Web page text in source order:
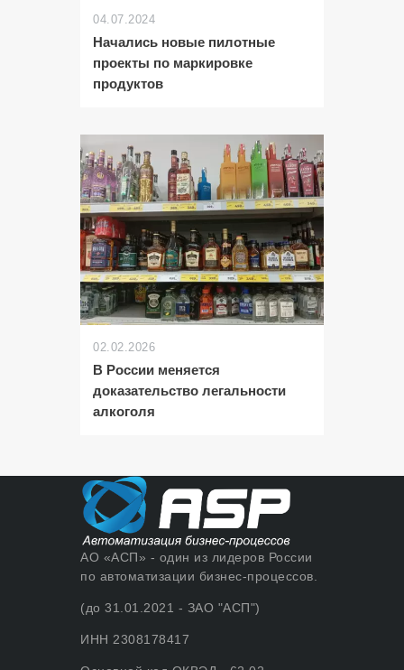
04.07.2024
Начались новые пилотные
проекты по маркировке
продуктов
02.02.2026
В России меняется
доказательство легальности
алкоголя
АО «АСП» - один из лидеров России
по автоматизации бизнес-процессов.
(до 31.01.2021 - ЗАО "АСП")
ИНН 2308178417